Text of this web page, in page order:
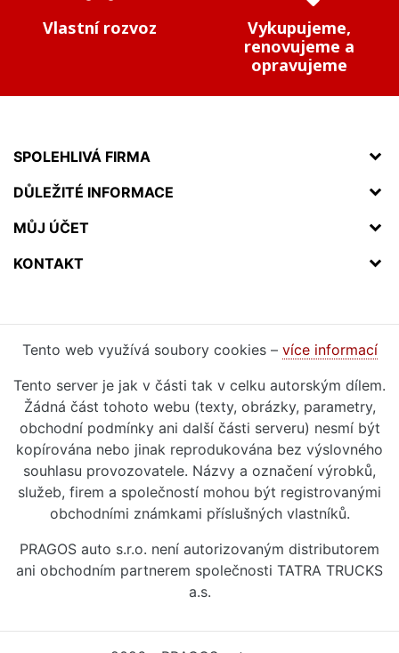
Vlastní rozvoz
Vykupujeme,
renovujeme a
opravujeme
SPOLEHLIVÁ FIRMA
DŮLEŽITÉ INFORMACE
MŮJ ÚČET
KONTAKT
Tento web využívá soubory cookies – více informací
Tento server je jak v části tak v celku autorským dílem.
Žádná část tohoto webu (texty, obrázky, parametry,
obchodní podmínky ani další části serveru) nesmí být
kopírována nebo jinak reprodukována bez výslovného
souhlasu provozovatele. Názvy a označení výrobků,
služeb, firem a společností mohou být registrovanými
obchodními známkami příslušných vlastníků.
PRAGOS auto s.r.o. není autorizovaným distributorem
ani obchodním partnerem společnosti TATRA TRUCKS
a.s.